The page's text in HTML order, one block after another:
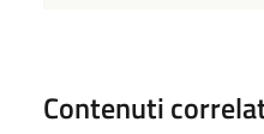
Contenuti